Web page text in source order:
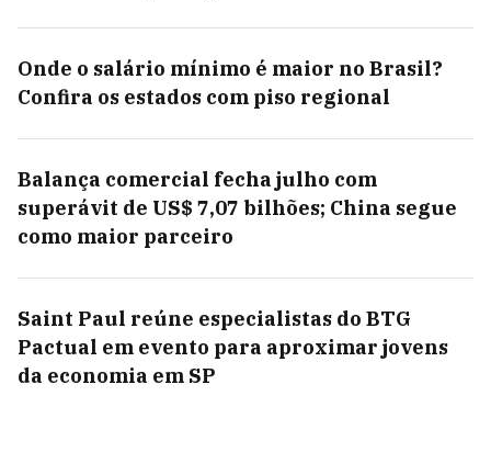
Onde o salário mínimo é maior no Brasil?
Confira os estados com piso regional
Balança comercial fecha julho com
superávit de US$ 7,07 bilhões; China segue
como maior parceiro
Saint Paul reúne especialistas do BTG
Pactual em evento para aproximar jovens
da economia em SP